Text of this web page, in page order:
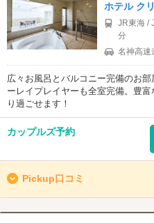
ホテル ク
JR東海 /
分
名神高速
広々お風呂とバルコニー完備のお
ーレイプレイヤーも全室完備。豊
り過ごせます！
カップルズ予約
Pickup口コミ